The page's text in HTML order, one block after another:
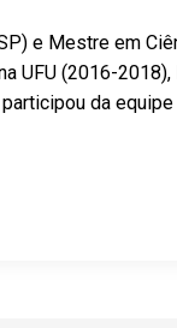
e Mestre em
UFU (2016-
da